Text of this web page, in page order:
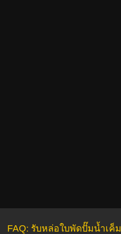
FAQ: รับหล่อใบพัดปั๊มน้ำเค็ม